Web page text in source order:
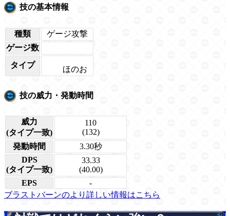
技の基本情報
種類
ゲージ攻撃
ゲージ数
タイプ
ほのお
技の威力・発動時間
威力
(タイプ一致)
110
(132)
発動時間
3.30秒
DPS
(タイプ一致)
33.33
(40.00)
EPS
-
ブラストバーンのより詳しい情報はこちら